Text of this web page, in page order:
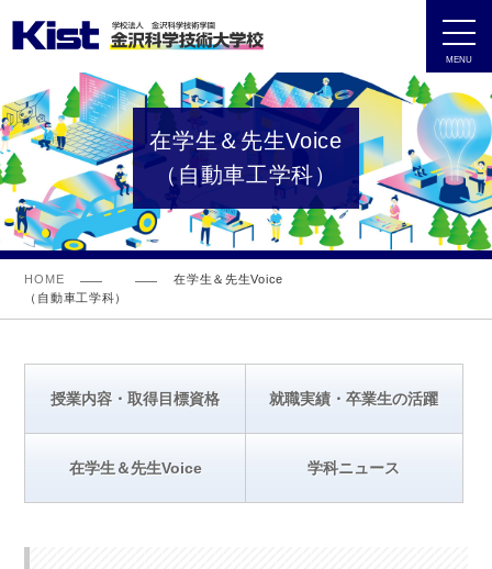
MENU
在学生＆先生Voice
（自動車工学科）
HOME
在学生＆先生Voice
（自動車工学科）
授業内容・取得目標資格 就職実績・卒業生の活躍
在学生＆先生Voice 学科ニュース